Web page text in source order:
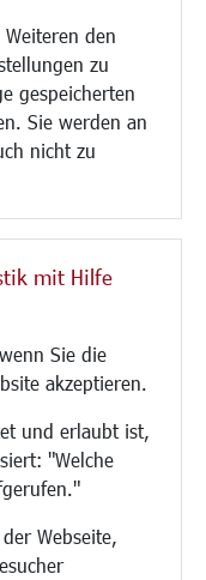
Weiteren den
zu
gespeicherten
Sie werden an
nicht zu
mit Hilfe
Sie die
akzeptieren.
und erlaubt ist,
"Welche
Webseite,